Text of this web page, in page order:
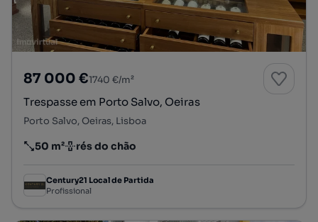
87 000 €1740 €/m²
Trespasse em Porto Salvo, Oeiras
Porto Salvo, Oeiras, Lisboa
Preço por metro quadrado
50 m²
Andar rés do chão
Century21 Local de Partida
Profissional